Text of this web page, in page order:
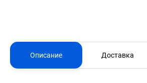
Описание Доставка